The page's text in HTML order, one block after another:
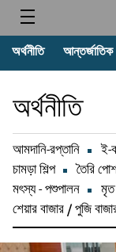
অর্থনীতি আন্তর্জাতিক
অর্থনীতি
আমদানি-রপ্তানি ই-
চামড়া শিল্প
তৈরি
মৎস্য - পশুপালন
মৃত
শেয়ার বাজার / পুজি